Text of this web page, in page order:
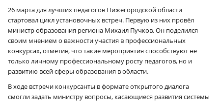
26 марта для лучших педагогов Нижегородской области
стартовал цикл установочных встреч. Первую из них провёл
министр образования региона Михаил Пучков. Он поделился
своим мнением о важности участия в профессиональных
конкурсах, отметив, что такие мероприятия способствуют не
только личному профессиональному росту педагогов, но и
развитию всей сферы образования в области.
В ходе встречи конкурсанты в формате открытого диалога
смогли задать министру вопросы, касающиеся развития системы